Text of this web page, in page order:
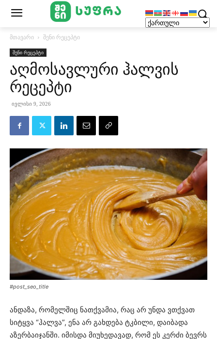
მთავარი შენი რეცეპტი
შენი რეცეპტი
აღმოსავლური ჰალვის
რეცეპტი
ივლისი 9, 2026
#post_seo_title
ანდაზა, რომელშიც ნათქვამია, რაც არ უნდა ვთქვათ
სიტყვა “ჰალვა”, ენა არ გახდება ტკბილი, დაიბადა
აზერბაიჯანში. იმისდა მიუხედავად, რომ ეს კერძი ბევრს